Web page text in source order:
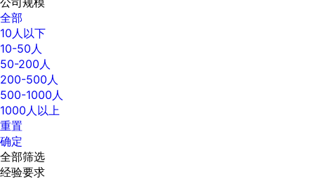
全部
10人以下
10-50人
50-200人
200-500人
500-1000人
1000人以上
重置
确定
全部筛选
经验要求